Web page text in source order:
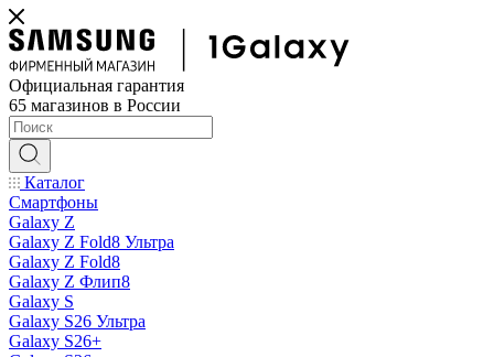
Официальная гарантия
65 магазинов в России
Каталог
Смартфоны
Galaxy Z
Galaxy Z Fold8 Ультра
Galaxy Z Fold8
Galaxy Z Флип8
Galaxy S
Galaxy S26 Ультра
Galaxy S26+